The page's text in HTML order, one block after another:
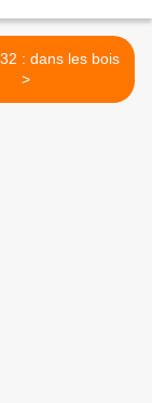
: dans les bois
>